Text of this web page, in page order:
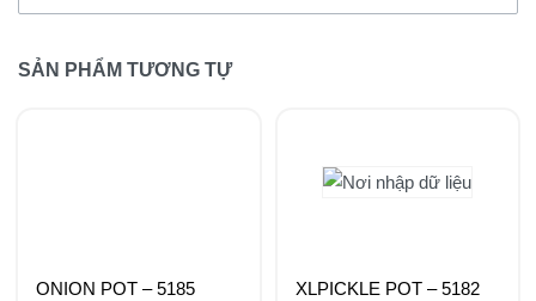
SẢN PHẨM TƯƠNG TỰ
ONION POT – 5185 XLPICKLE POT – 5182